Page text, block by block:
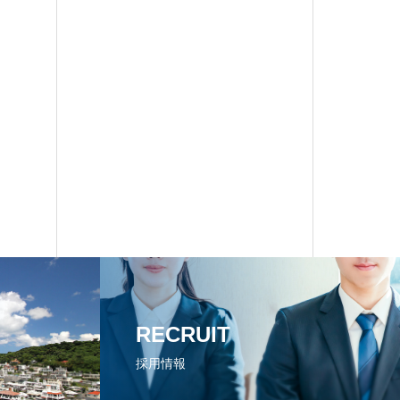
RECRUIT
採用情報